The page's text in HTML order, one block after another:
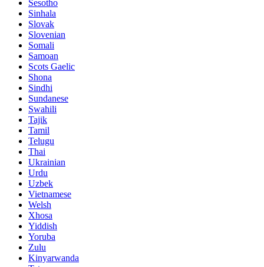
Sesotho
Sinhala
Slovak
Slovenian
Somali
Samoan
Scots Gaelic
Shona
Sindhi
Sundanese
Swahili
Tajik
Tamil
Telugu
Thai
Ukrainian
Urdu
Uzbek
Vietnamese
Welsh
Xhosa
Yiddish
Yoruba
Zulu
Kinyarwanda